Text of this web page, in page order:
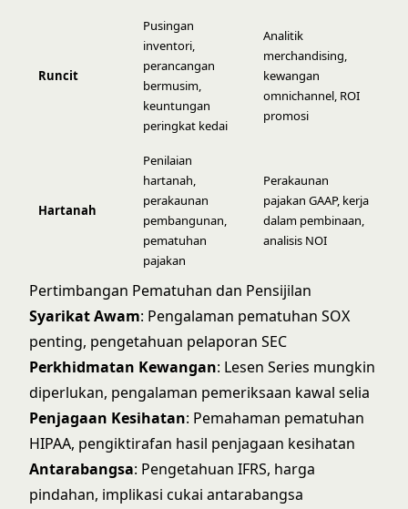
Runcit
Pusingan
inventori,
perancangan
bermusim,
keuntungan
peringkat kedai
Analitik
merchandising,
kewangan
omnichannel, ROI
promosi
Hartanah
Penilaian
hartanah,
perakaunan
pembangunan,
pematuhan
pajakan
Perakaunan
pajakan GAAP, kerja
dalam pembinaan,
analisis NOI
Pertimbangan Pematuhan dan Pensijilan
Syarikat Awam: Pengalaman pematuhan SOX
penting, pengetahuan pelaporan SEC
Perkhidmatan Kewangan: Lesen Series mungkin
diperlukan, pengalaman pemeriksaan kawal selia
Penjagaan Kesihatan: Pemahaman pematuhan
HIPAA, pengiktirafan hasil penjagaan kesihatan
Antarabangsa: Pengetahuan IFRS, harga
pindahan, implikasi cukai antarabangsa